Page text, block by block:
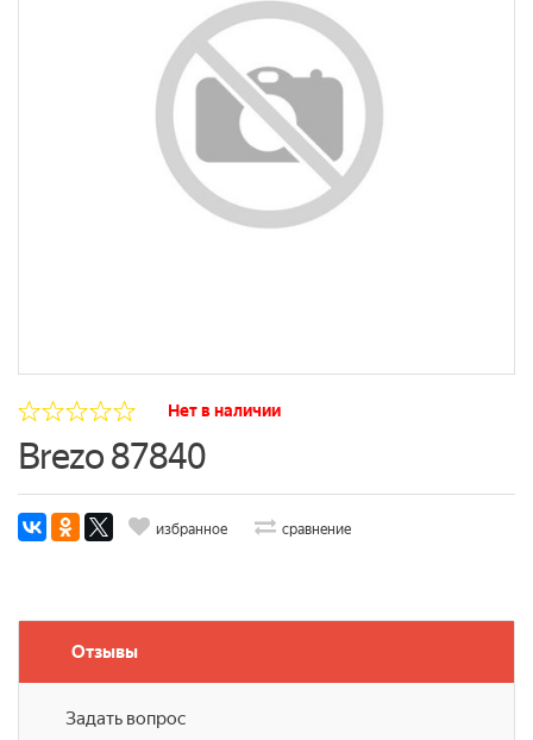
Нет в наличии
Brezo 87840
избранное сравнение
Отзывы
Задать вопрос